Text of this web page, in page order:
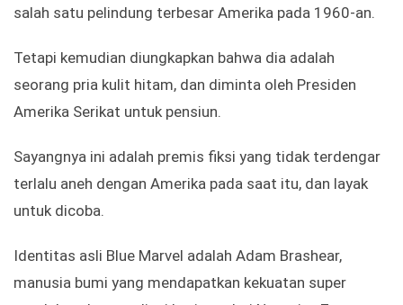
salah satu pelindung terbesar Amerika pada 1960-an.
Tetapi kemudian diungkapkan bahwa dia adalah
seorang pria kulit hitam, dan diminta oleh Presiden
Amerika Serikat untuk pensiun.
Sayangnya ini adalah premis fiksi yang tidak terdengar
terlalu aneh dengan Amerika pada saat itu, dan layak
untuk dicoba.
Identitas asli Blue Marvel adalah Adam Brashear,
manusia bumi yang mendapatkan kekuatan super